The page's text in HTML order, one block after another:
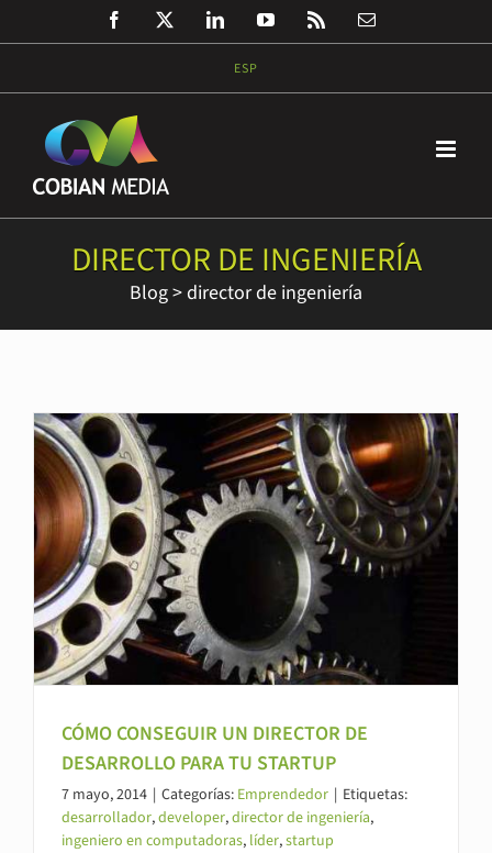
al
FacebookTwitterLinkedInYouTube
Correo
ESP
DIRECTOR DE INGENIERÍA
Blog>director de ingeniería
CÓMO CONSEGUIR UN DIRECTOR DE
DESARROLLO PARA TU STARTUP
7 mayo, 2014 | Categorías: Emprendedor | Etiquetas:
desarrollador,developer,director de ingeniería,
ingeniero en computadoras, líder,startup